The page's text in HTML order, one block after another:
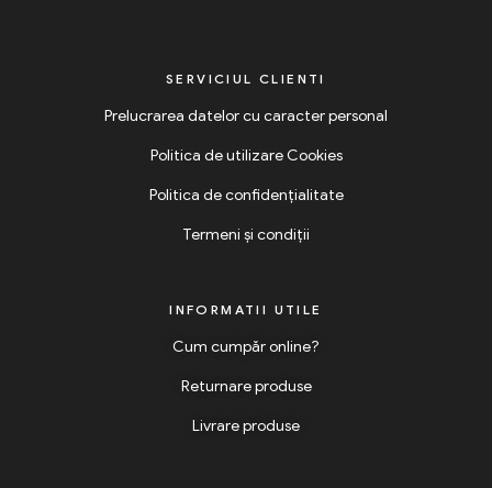
SERVICIUL CLIENTI
Prelucrarea datelor cu caracter personal
Politica de utilizare Cookies
Politica de confidențialitate
Termeni și condiții
INFORMATII UTILE
Cum cumpăr online?
Returnare produse
Livrare produse